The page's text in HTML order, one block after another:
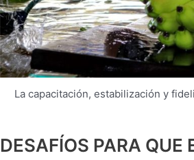
La capacitación, estabilización y
DESAFÍOS PARA QUE